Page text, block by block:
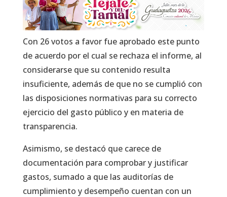
Con 26 votos a favor fue aprobado este punto
de acuerdo por el cual se rechaza el informe, al
considerarse que su contenido resulta
insuficiente, además de que no se cumplió con
las disposiciones normativas para su correcto
ejercicio del gasto público y en materia de
transparencia.
Asimismo, se destacó que carece de
documentación para comprobar y justificar
gastos, sumado a que las auditorías de
cumplimiento y desempeño cuentan con un